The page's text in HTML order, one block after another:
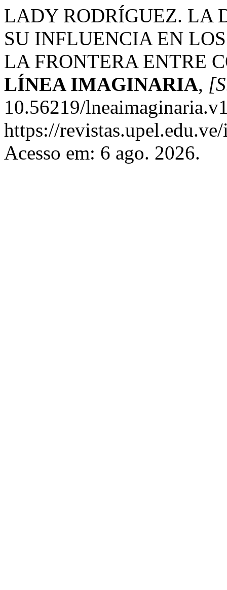
LADY RODRÍGUEZ. LA
SU INFLUENCIA EN
LA FRONTERA ENTRE
LÍNEA IMAGINARIA,
10.56219/
https://
Acesso em: 6 ago. 2026.